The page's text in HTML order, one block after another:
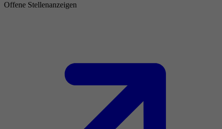
Offene Stellenanzeigen